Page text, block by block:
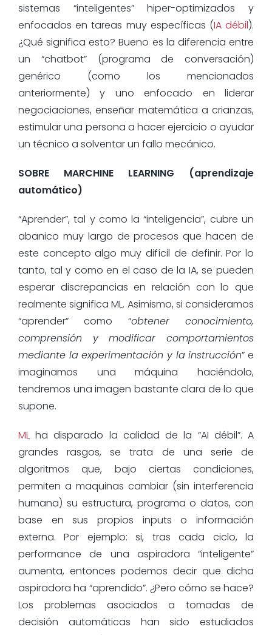
sistemas “inteligentes” hiper-optimizados y
enfocados en tareas muy específicas (IA débil).
¿Qué significa esto? Bueno es la diferencia entre
un “chatbot” (programa de conversación)
genérico (como los mencionados
anteriormente) y uno enfocado en liderar
negociaciones, enseñar matemática a crianzas,
estimular una persona a hacer ejercicio o ayudar
un técnico a solventar un fallo mecánico.
SOBRE MARCHINE LEARNING (aprendizaje
automático)
“Aprender”, tal y como la “inteligencia”, cubre un
abanico muy largo de procesos que hacen de
este concepto algo muy difícil de definir. Por lo
tanto, tal y como en el caso de la IA, se pueden
esperar discrepancias en relación con lo que
realmente significa ML. Asimismo, si consideramos
“aprender” como “obtener conocimiento,
comprensión y modificar comportamientos
mediante la experimentación y la instrucción” e
imaginamos una máquina haciéndolo,
tendremos una imagen bastante clara de lo que
supone.
MLha disparado la calidad de la “AI débil”. A
grandes rasgos, se trata de una serie de
algoritmos que, bajo ciertas condiciones,
permiten a maquinas cambiar (sin interferencia
humana) su estructura, programa o datos, con
base en sus propios inputs o información
externa. Por ejemplo: si, tras cada ciclo, la
performance de una aspiradora “inteligente”
aumenta, entonces podemos decir que dicha
aspiradora ha “aprendido”. ¿Pero cómo se hace?
Los problemas asociados a tomadas de
decisión automáticas han sido estudiados